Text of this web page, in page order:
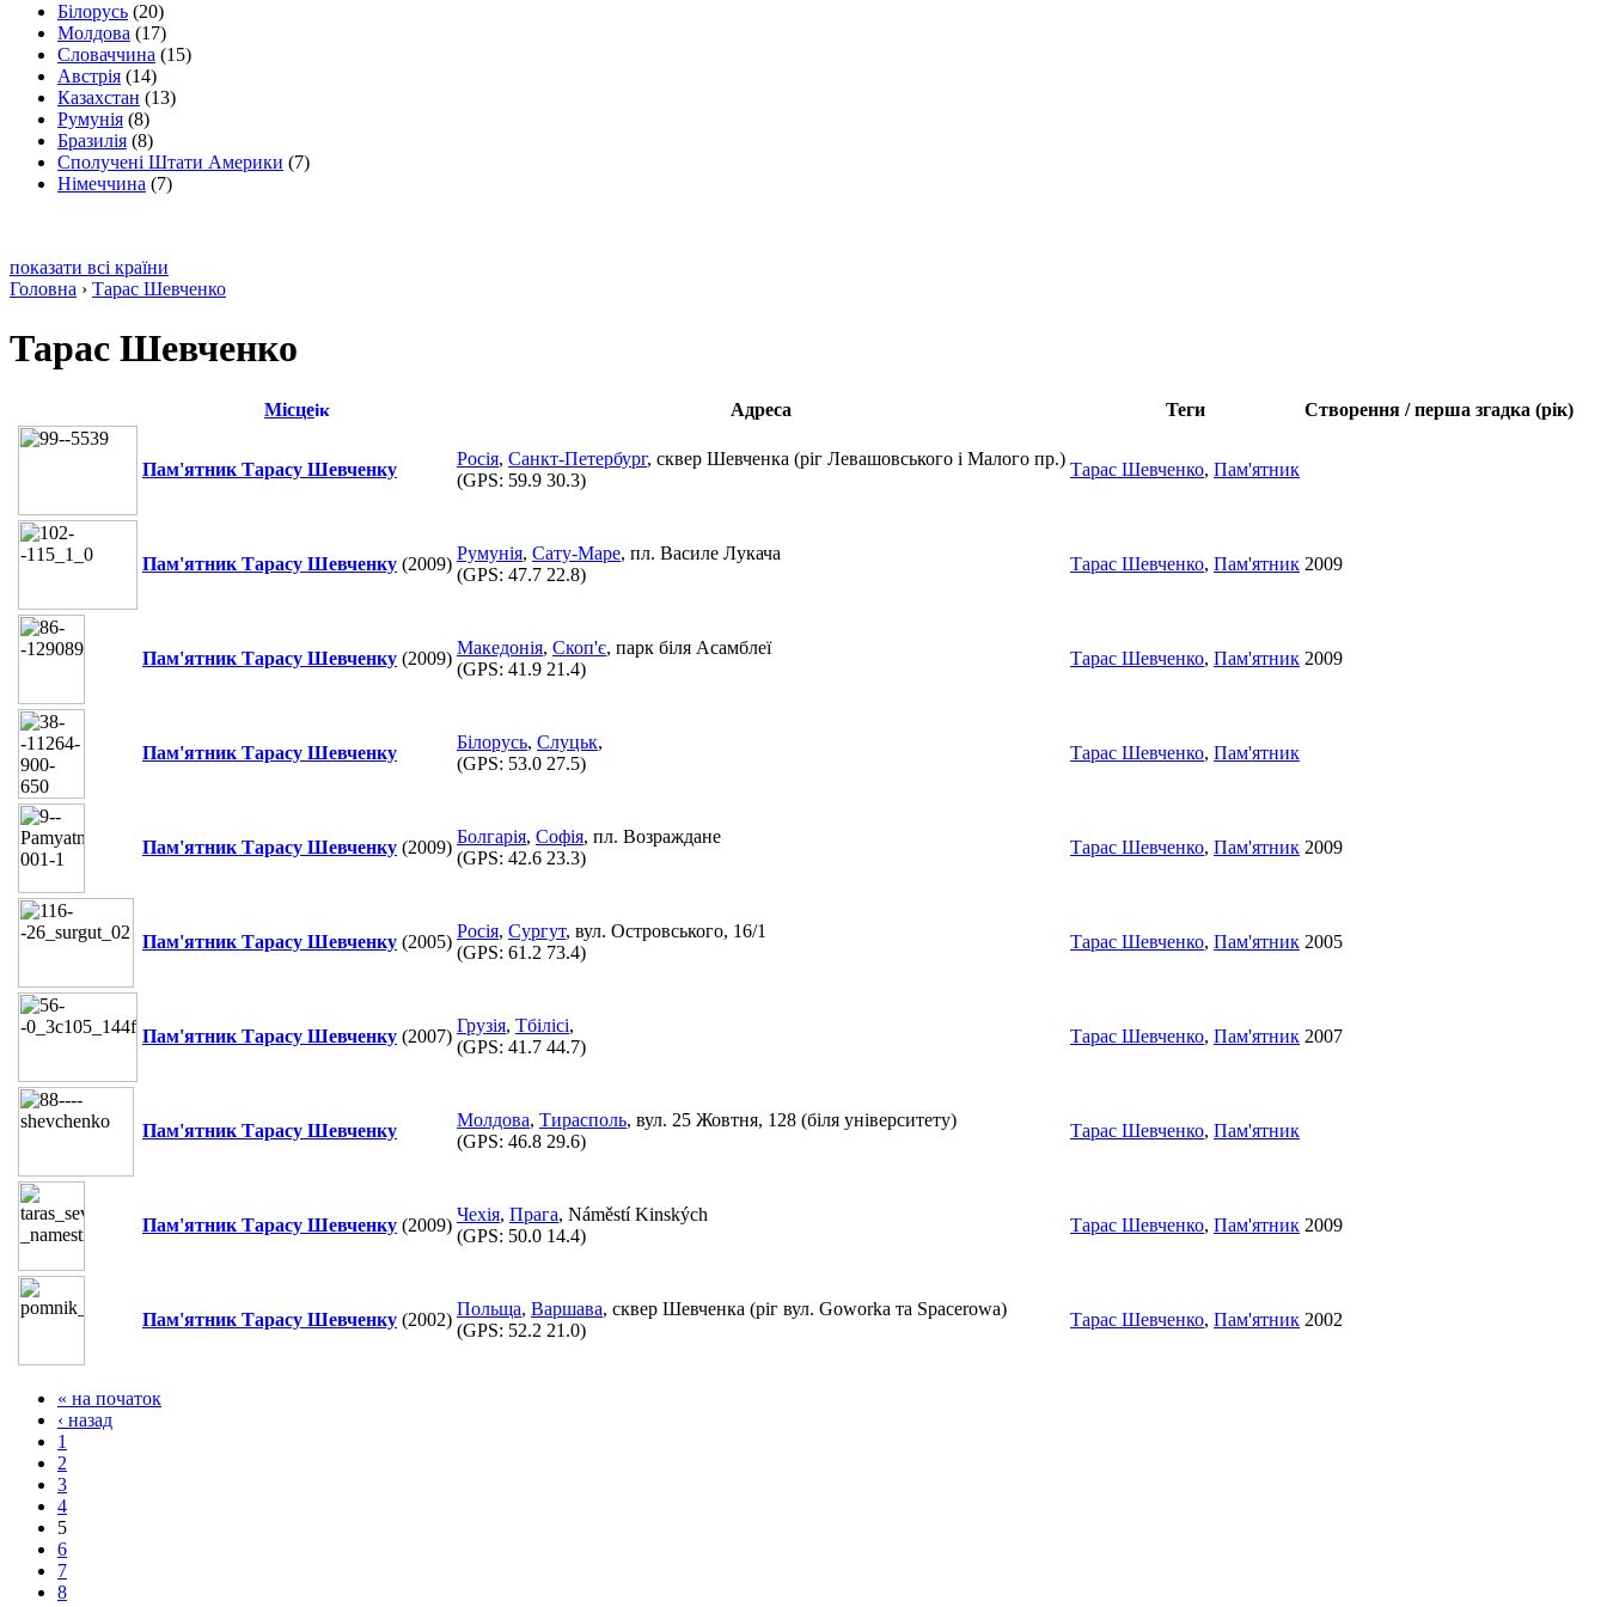
Білорусь (20)
Молдова (17)
Словаччина (15)
Австрія (14)
Казахстан (13)
Румунія (8)
Бразилія (8)
Сполучені Штати Америки (7)
Німеччина (7)
показати всі країни
Головна › Тарас Шевченко
Тарас Шевченко
Місце Адреса Теги Створення / перша згадка (рік)
Пам'ятник Тарасу Шевченку
Росія, Санкт-Петербург, сквер Шевченка (ріг Левашовського і Малого пр.)
(GPS: 59.9 30.3)
Тарас Шевченко, Пам'ятник
Пам'ятник Тарасу Шевченку (2009)
Румунія, Сату-Маре, пл. Василе Лукача
(GPS: 47.7 22.8)
Тарас Шевченко, Пам'ятник 2009
Пам'ятник Тарасу Шевченку (2009)
Македонія, Скоп'є, парк біля Асамблеї
(GPS: 41.9 21.4)
Тарас Шевченко, Пам'ятник 2009
Пам'ятник Тарасу Шевченку
Білорусь, Слуцьк,
(GPS: 53.0 27.5)
Тарас Шевченко, Пам'ятник
Пам'ятник Тарасу Шевченку (2009)
Болгарія, Софія, пл. Возраждане
(GPS: 42.6 23.3)
Тарас Шевченко, Пам'ятник 2009
Пам'ятник Тарасу Шевченку (2005)
Росія, Сургут, вул. Островського, 16/1
(GPS: 61.2 73.4)
Тарас Шевченко, Пам'ятник 2005
Пам'ятник Тарасу Шевченку (2007)
Грузія, Тбілісі,
(GPS: 41.7 44.7)
Тарас Шевченко, Пам'ятник 2007
Пам'ятник Тарасу Шевченку
Молдова, Тирасполь, вул. 25 Жовтня, 128 (біля університету)
(GPS: 46.8 29.6)
Тарас Шевченко, Пам'ятник
Пам'ятник Тарасу Шевченку (2009)
Чехія, Прага, Náměstí Kinských
(GPS: 50.0 14.4)
Тарас Шевченко, Пам'ятник 2009
Пам'ятник Тарасу Шевченку (2002)
Польща, Варшава, сквер Шевченка (ріг вул. Goworka та Spacerowa)
(GPS: 52.2 21.0)
Тарас Шевченко, Пам'ятник 2002
« на початок
‹ назад
1
2
3
4
5
6
7
8